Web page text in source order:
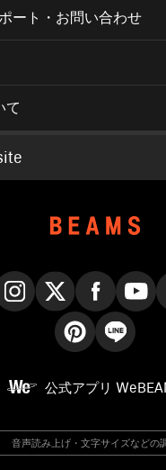
ート・お問い合わせ
て
公式アプリ
音声読み上げ・文字サイズなどの